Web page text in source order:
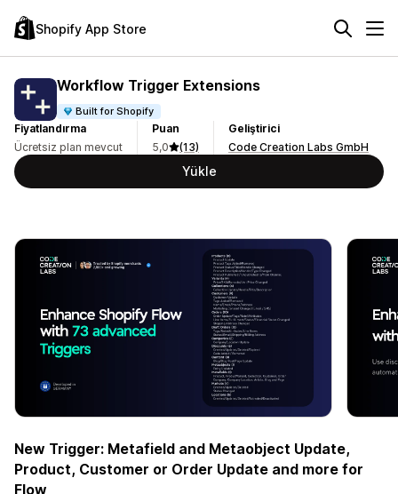
Shopify App Store
Workflow Trigger Extensions
Built for Shopify
Fiyatlandırma
Ücretsiz plan mevcut
Puan
5,0
(13)
Geliştirici
Code Creation Labs GmbH
Yükle
New Trigger: Metafield and Metaobject Update,
Product, Customer or Order Update and more for
Flow